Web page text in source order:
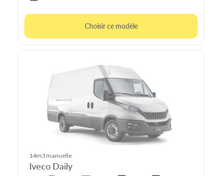
Choisir ce modèle
14m3 manuelle
Iveco Daily